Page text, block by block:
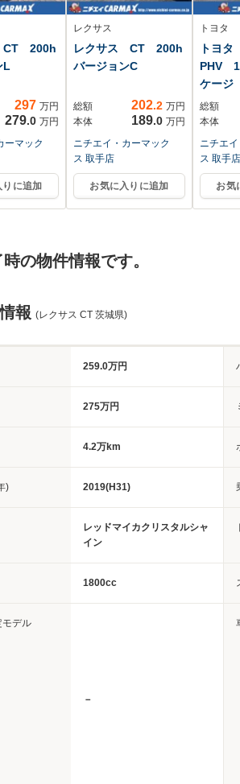
CT 200h
L
297 万円
279.0 万円
ーマック
りに追加
レクサス
レクサス CT 200h
バージョンC
総額 202.2 万円
本体
189.0 万円
ニチエイ・カーマック
ス 取手店
お気に入りに追加
トヨタ
トヨ
PHV
ケージ
総額
本体
ニチエ
ス 取手店
お気
の物件情報です。
報 (レクサス CT 茨城県)
259.0万円
275万円
4.2万km
) 2019(H31)
レッドマイカクリスタルシャ
イン
1800cc
モデル
－